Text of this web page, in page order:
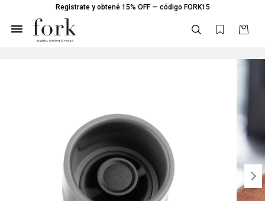
Registrate y obtené 15% OFF — código FORK15
